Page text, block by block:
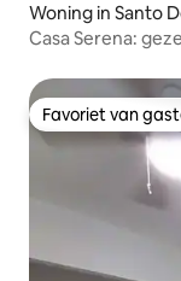
Woning in Santo
Casa Serena:
Favoriet van
Favoriet van